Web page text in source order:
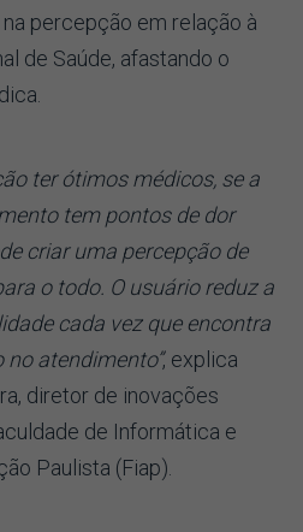
percepção em relação à
de Saúde, afastando o
ter ótimos médicos, se a
tem pontos de dor
criar uma percepção de
o todo. O usuário reduz a
cada vez que encontra
atendimento”, explica
diretor de inovações
de Informática e
Paulista (Fiap).